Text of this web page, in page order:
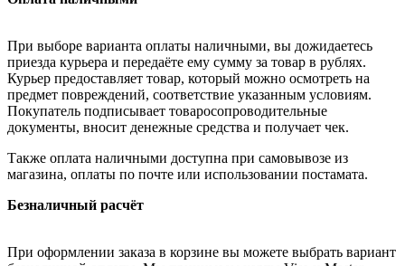
При выборе варианта оплаты наличными, вы дожидаетесь
приезда курьера и передаёте ему сумму за товар в рублях.
Курьер предоставляет товар, который можно осмотреть на
предмет повреждений, соответствие указанным условиям.
Покупатель подписывает товаросопроводительные
документы, вносит денежные средства и получает чек.
Также оплата наличными доступна при самовывозе из
магазина, оплаты по почте или использовании постамата.
Безналичный расчёт
При оформлении заказа в корзине вы можете выбрать вариант